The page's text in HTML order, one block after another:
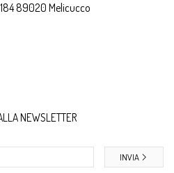
89020 Melicucco
NEWSLETTER
INVIA